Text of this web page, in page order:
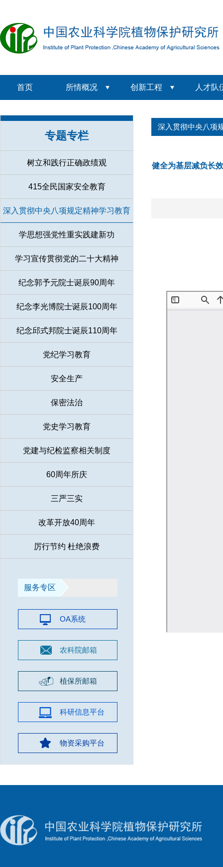
首页 所情概况 创新工程 人才队
专题专栏
树立和践行正确政绩观
415全民国家安全教育
深入贯彻中央八项规定精神学习教育
学思想强党性重实践建新功
学习宣传贯彻党的二十大精神
纪念郭予元院士诞辰90周年
纪念李光博院士诞辰100周年
纪念邱式邦院士诞辰110周年
党纪学习教育
安全生产
保密法治
党史学习教育
党建与纪检监察相关制度
60周年所庆
三严三实
改革开放40周年
厉行节约 杜绝浪费
服务专区
OA系统
农科院邮箱
植保所邮箱
科研信息平台
物资采购平台
深入贯彻中央八项
健全为基层减负长